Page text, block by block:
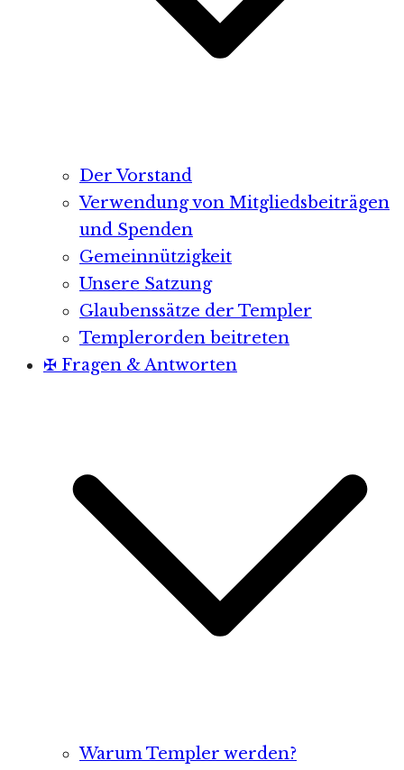
Der Vorstand
Verwendung von Mitgliedsbeiträgen
und Spenden
Gemeinnützigkeit
Unsere Satzung
Glaubenssätze der Templer
Templerorden beitreten
✠ Fragen & Antworten
Warum Templer werden?